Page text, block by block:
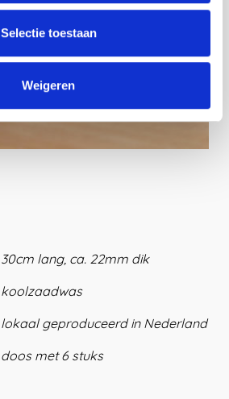
Selectie toestaan
Weigeren
30cm lang, ca. 22mm dik
koolzaadwas
lokaal geproduceerd in Nederland
doos met 6 stuks